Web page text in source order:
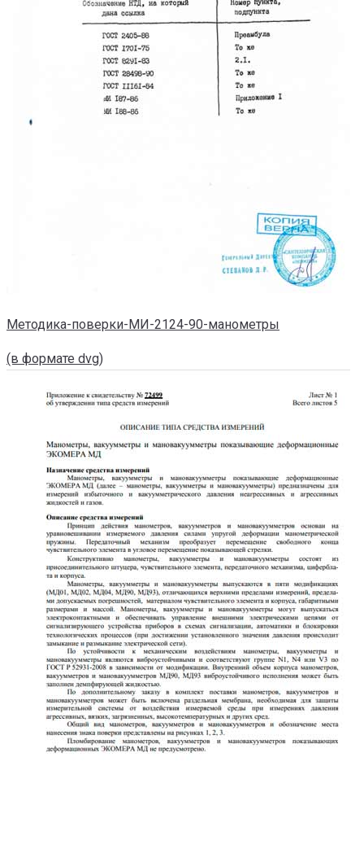
Методика-поверки-МИ-2124-90-манометры
(в формате dvg)